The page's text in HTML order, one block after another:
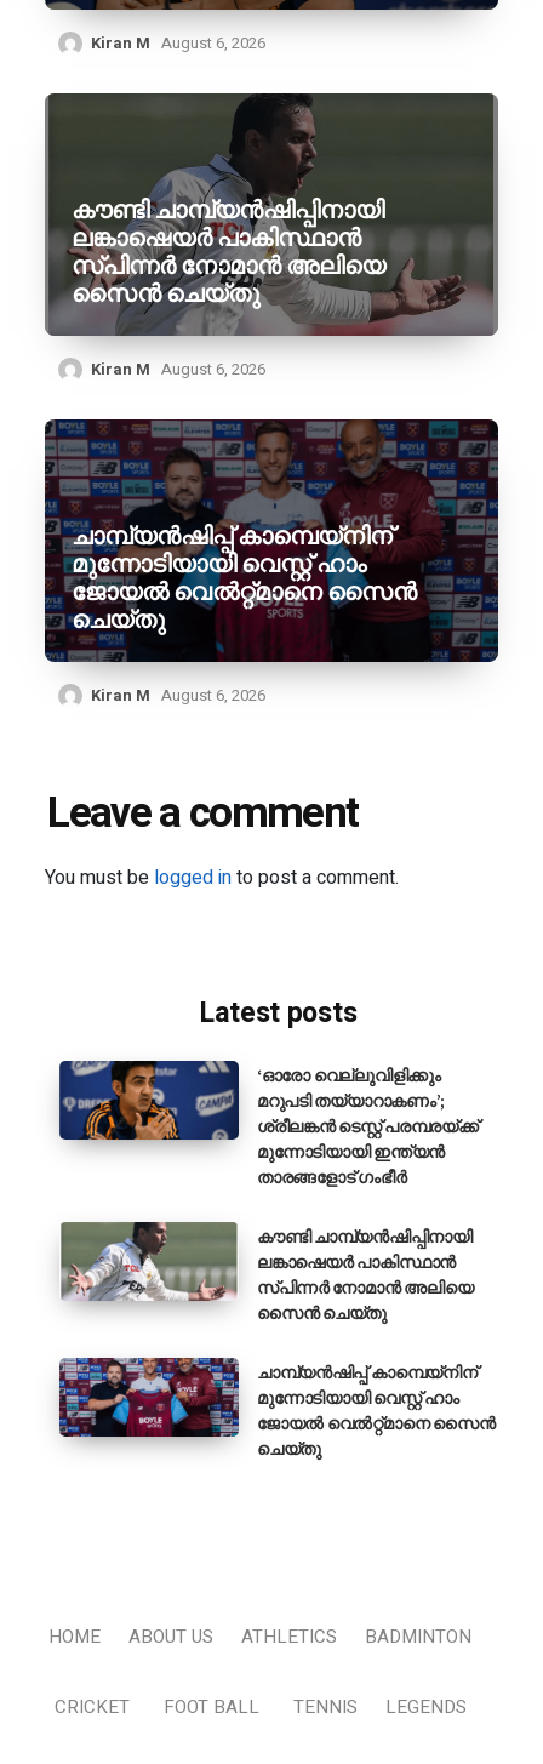
Kiran M August 6, 2026
കൗണ്ടി ചാമ്പ്യൻഷിപ്പിനായി
ലങ്കാഷെയർ പാകിസ്ഥാൻ
സ്പിന്നർ നോമാൻ അലിയെ
സൈൻ ചെയ്തു
Kiran M August 6, 2026
ചാമ്പ്യൻഷിപ്പ് കാമ്പെയ്‌നിന്
മുന്നോടിയായി വെസ്റ്റ് ഹാം
ജോയൽ വെൽറ്റ്മാനെ സൈൻ
ചെയ്തു
Kiran M August 6, 2026
Leave a comment
You must be logged into post a comment.
Latest posts
‘ഓരോ വെല്ലുവിളിക്കും
മറുപടി തയ്യാറാകണം’;
ശ്രീലങ്കൻ ടെസ്റ്റ് പരമ്പരയ്ക്ക്
മുന്നോടിയായി ഇന്ത്യൻ
താരങ്ങളോട് ഗംഭീർ
കൗണ്ടി ചാമ്പ്യൻഷിപ്പിനായി
ലങ്കാഷെയർ പാകിസ്ഥാൻ
സ്പിന്നർ നോമാൻ അലിയെ
സൈൻ ചെയ്തു
ചാമ്പ്യൻഷിപ്പ് കാമ്പെയ്‌നിന്
മുന്നോടിയായി വെസ്റ്റ് ഹാം
ജോയൽ വെൽറ്റ്മാനെ സൈൻ
ചെയ്തു
HOME ABOUT US ATHLETICS BADMINTON
CRICKET FOOT BALL TENNIS LEGENDS